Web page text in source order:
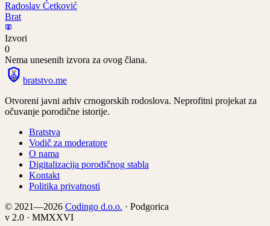
Radoslav Ćetković
Brat
Izvori
0
Nema unesenih izvora za ovog člana.
bratstvo.me
Otvoreni javni arhiv crnogorskih rodoslova. Neprofitni projekat za
očuvanje porodične istorije.
Bratstva
Vodič za moderatore
O nama
Digitalizacija porodičnog stabla
Kontakt
Politika privatnosti
© 2021—2026 Codingo d.o.o. · Podgorica
v 2.0 · MMXXVI